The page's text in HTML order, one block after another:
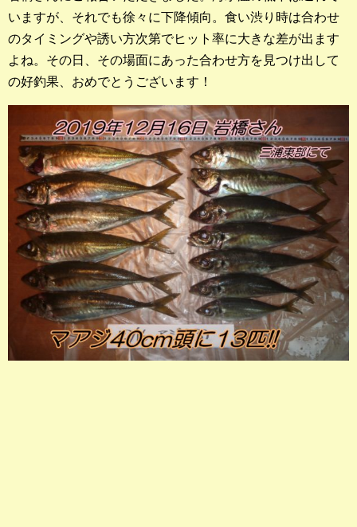
いますが、それでも徐々に下降傾向。食い渋り時は合わせ
のタイミングや誘い方次第でヒット率に大きな差が出ます
よね。その日、その場面にあった合わせ方を見つけ出して
の好釣果、おめでとうございます！
メジナ部門
シロギス部門
過去の釣果ランキング
ブログ・釣行記
スタッフブログ
店長釣行記
スタッフ釣行記
釣果投稿フォーム
お問い合わせ